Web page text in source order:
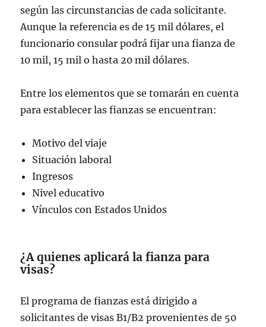
según las circunstancias de cada solicitante.
Aunque la referencia es de 15 mil dólares, el
funcionario consular podrá fijar una fianza de
10 mil, 15 mil o hasta 20 mil dólares.
Entre los elementos que se tomarán en cuenta
para establecer las fianzas se encuentran:
Motivo del viaje
Situación laboral
Ingresos
Nivel educativo
Vínculos con Estados Unidos
¿A quienes aplicará la fianza para
visas?
El programa de fianzas está dirigido a
solicitantes de visas B1/B2 provenientes de 50